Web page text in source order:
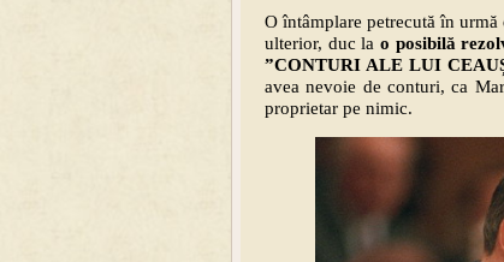
O întâmplare petrecută în
ulterior, duc lao posibilă
”CONTURI ALE LUI
avea nevoie de conturi, ca
proprietar pe nimic.